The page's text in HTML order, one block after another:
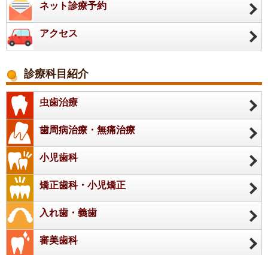
ネット診療予約
アクセス
診療科目紹介
虫歯治療
歯周病治療・無痛治療
小児歯科
矯正歯科・小児矯正
入れ歯・義歯
審美歯科